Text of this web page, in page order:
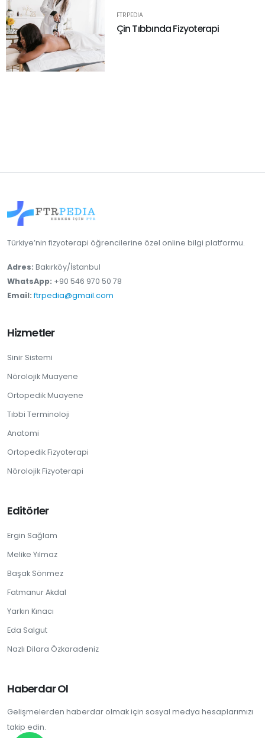
FTRPEDIA
Çin Tıbbında Fizyoterapi
Türkiye’nin fizyoterapi öğrencilerine özel online bilgi platformu.
Adres: Bakırköy/İstanbul
WhatsApp: +90 546 970 50 78
Email: ftrpedia@gmail.com
Hizmetler
Sinir Sistemi
Nörolojik Muayene
Ortopedik Muayene
Tıbbi Terminoloji
Anatomi
Ortopedik Fizyoterapi
Nörolojik Fizyoterapi
Editörler
Ergin Sağlam
Melike Yılmaz
Başak Sönmez
Fatmanur Akdal
Yarkın Kınacı
Eda Salgut
Nazlı Dilara Özkaradeniz
Haberdar Ol
Gelişmelerden haberdar olmak için sosyal medya hesaplarımızı
takip edin.